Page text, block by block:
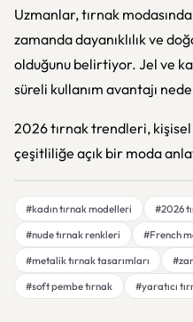
Uzmanlar, tırnak
zamanda dayanıklılık ve
olduğunu belirtiyor. Jel ve
süreli kullanım avantajı
2026 tırnak trendleri, kişisel
çeşitliliğe açık bir moda
#kadın tırnak modelleri
#2026
#nude tırnak renkleri
#French
#metalik tırnak tasarımları
#soft pembe tırnak
#yaratıcı